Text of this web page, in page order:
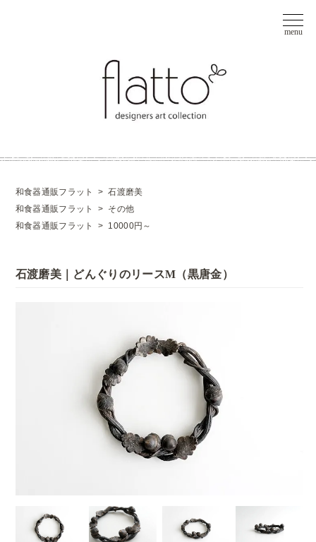
和食器通販フラット >石渡磨美
和食器通販フラット
> その他
和食器通販フラット
> 10000円～
石渡磨美｜どんぐりのリースM（黒唐金）